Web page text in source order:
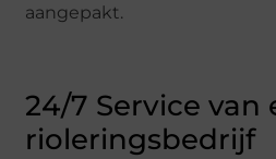
aangepakt.
24/7 Service van
rioleringsbedrijf